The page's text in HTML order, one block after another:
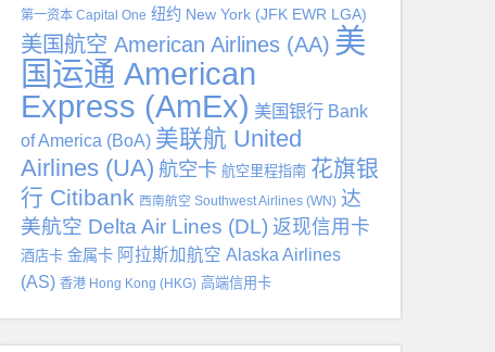
第一资本 Capital One 纽约 New York (JFK EWR LGA)
美国航空 American Airlines (AA) 美
国运通 American
Express (AmEx) 美国银行 Bank
of America (BoA) 美联航 United
Airlines (UA) 航空卡 航空里程指南 花旗银
行 Citibank 西南航空 Southwest Airlines (WN) 达
美航空 Delta Air Lines (DL) 返现信用卡
酒店卡 金属卡 阿拉斯加航空 Alaska Airlines
(AS) 香港 Hong Kong (HKG) 高端信用卡